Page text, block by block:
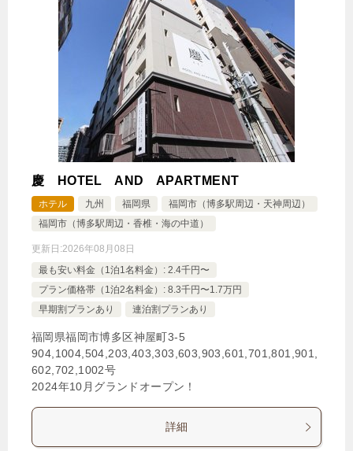
慶 HOTEL AND APARTMENT
ホテル 九州 福岡県
福岡市（博多駅周辺・天神周辺）
福岡市（博多駅周辺・香椎・海の中道）
更新日:2026年08月08日
最も安い料金（1泊1名料金）: 2.4千円〜
プラン価格帯（1泊2名料金）: 8.3千円〜1.7万円
早期割プランあり
連泊割プランあり
福岡県福岡市博多区神屋町3‐5
904,1004,504,203,403,303,603,903,601,701,801,901,
602,702,1002号
2024年10月グランドオープン！
詳細